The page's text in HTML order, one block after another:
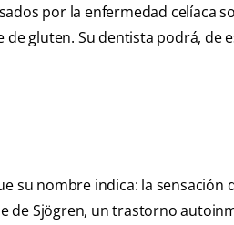
por la enfermedad celíaca
gluten. Su dentista podrá, de
su nombre indica: la sensación
Sjögren, un trastorno